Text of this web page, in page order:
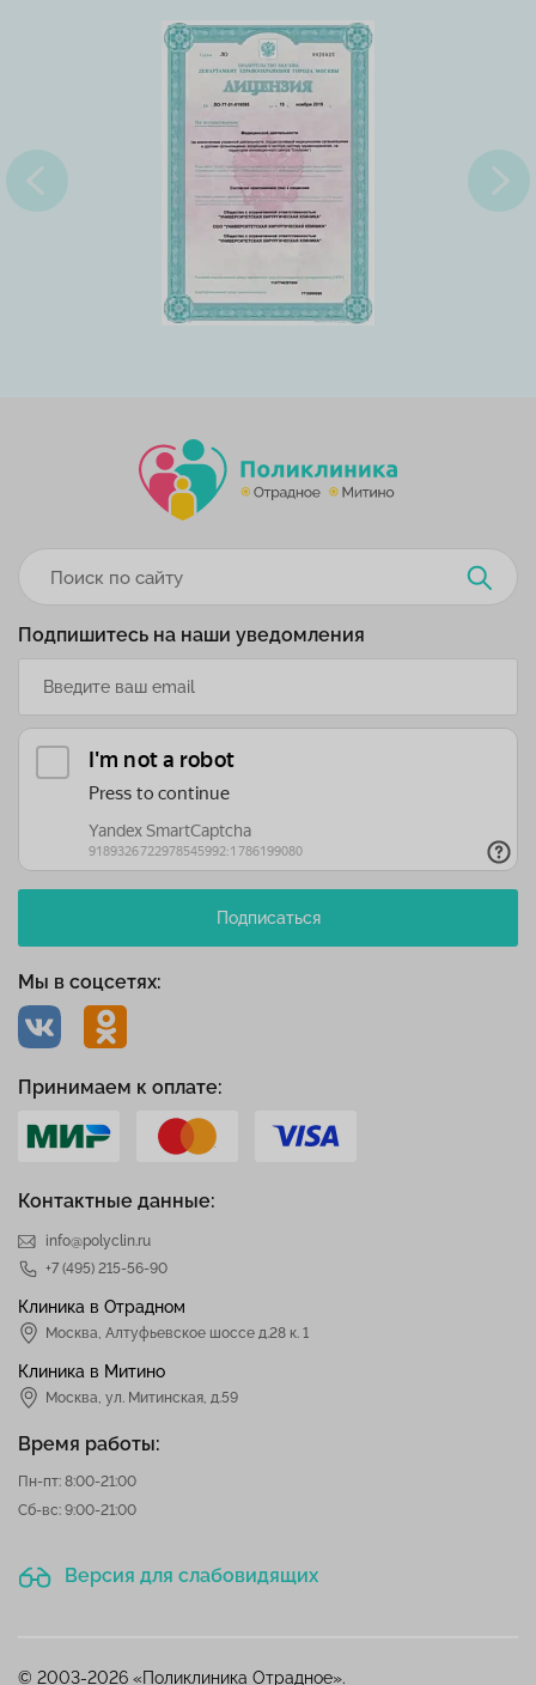
Контактные данные:
info@polyclin.ru
+7 (495) 215-56-90
Клиника в Отрадном
Москва, Алтуфьевское шоссе д.28 к. 1
Клиника в Митино
Москва, ул. Митинская, д.59
Время работы:
Пн-пт: 8:00-21:00
Сб-вс: 9:00-21:00
Мы в соцсетях:
Подпишитесь на наши уведомления
Подписаться
Версия для слабовидящих
Принимаем к оплате:
© 2003-2026 «Поликлиника Отрадное».